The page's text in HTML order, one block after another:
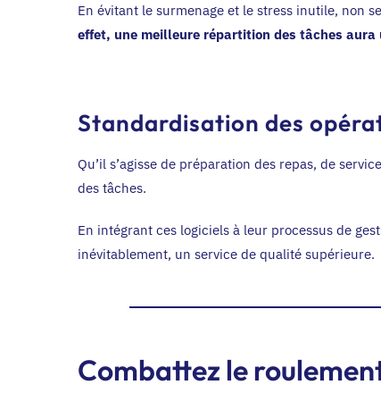
En évitant le surmenage et le stress inutile, non
effet, une meilleure répartition des tâches
Standardisation des
Qu’il s’agisse de préparation des repas, de
des tâches.
En intégrant ces logiciels à leur processus de
inévitablement, un service de qualité supérieure.
Combattez le